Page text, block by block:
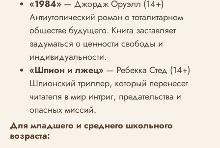
«1984» — Джордж Оруэлл (14+)
Антиутопический роман о тоталитарном
обществе будущего. Книга заставляет
задуматься о ценности свободы и
индивидуальности.
«Шпион и лжец» — Ребекка Стед (14+)
Шпионский триллер, который перенесет
читателя в мир интриг, предательства и
опасных миссий.
Для младшего и среднего школьного
возраста: